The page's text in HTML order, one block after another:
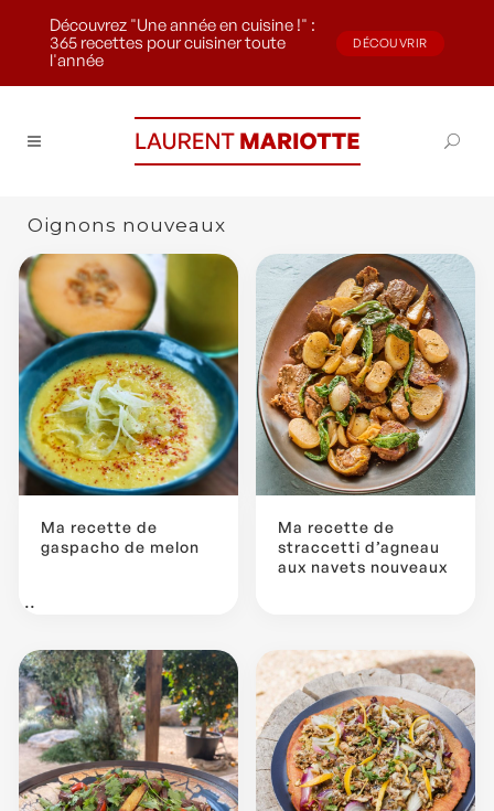
Découvrez "Une année en cuisine !" :
365 recettes pour cuisiner toute
l'année
DÉCOUVRIR
Oignons nouveaux
Ma recette de
gaspacho de melon
...
Ma recette de
straccetti d’agneau
aux navets nouveaux